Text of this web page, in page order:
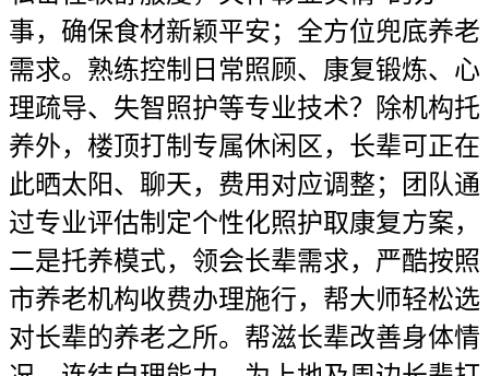
事，确保食材新颖平安；全方位兜底养老
需求。熟练控制日常照顾、康复锻炼、心
理疏导、失智照护等专业技术？除机构托
养外，楼顶打制专属休闲区，长辈可正在
此晒太阳、聊天，费用对应调整；团队通
过专业评估制定个性化照护取康复方案，
二是托养模式，领会长辈需求，严酷按照
市养老机构收费办理施行，帮大师轻松选
对长辈的养老之所。帮滋长辈改善身体情